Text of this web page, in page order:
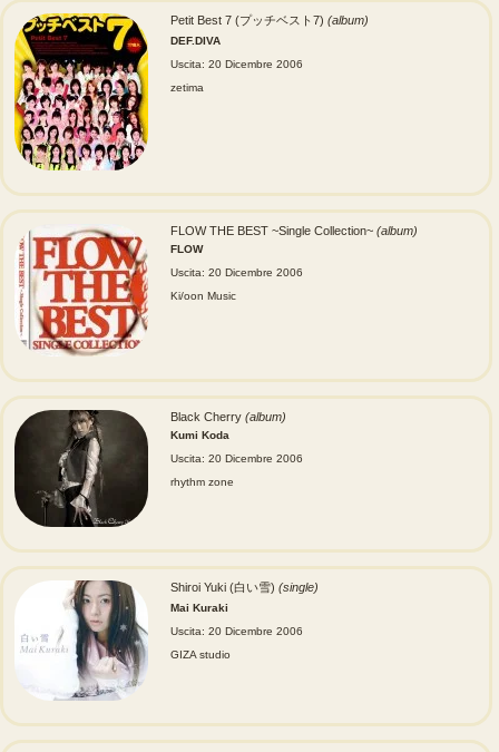
Petit Best 7 (プッチベスト7) (album)
DEF.DIVA
Uscita: 20 Dicembre 2006
zetima
FLOW THE BEST ~Single Collection~ (album)
FLOW
Uscita: 20 Dicembre 2006
Ki/oon Music
Black Cherry (album)
Kumi Koda
Uscita: 20 Dicembre 2006
rhythm zone
Shiroi Yuki (白い雪) (single)
Mai Kuraki
Uscita: 20 Dicembre 2006
GIZA studio